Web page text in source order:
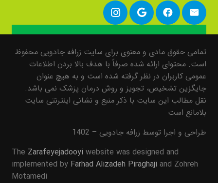
تمامی حقوق مادی و معنوی برای سایت زرافه جادویی محفوظ
است. محتوای ارائه شده صرفاً با هدف بالا بردن اطلاعات
عمومی کاربران در نظر گرفته شده است و به هیچ عنوان
جایگزین تشخیص، تجویز و روش درمان پزشک نمی باشد.
نقل مطالب این سایت با ذکر منبع و نشانی اینترنتی سایت
بلامانع است
طراحی و اجرا توسط زرافه جادویی – 1402
The Zarafeyejadooyi website was designed and
implemented by Farhad Alizadeh Piraghaji and Zohreh
Motamedi